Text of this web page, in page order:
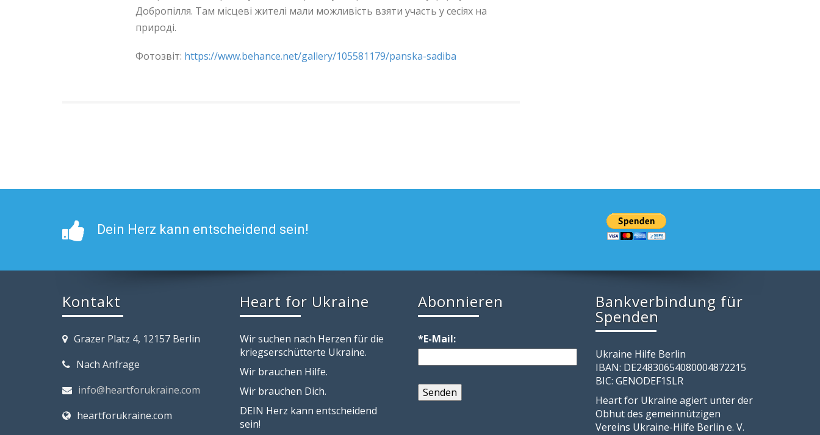
Добропілля. Там місцеві жителі мали можливість взяти участь у сесіях на
природі.
Фотозвіт: https://www.behance.net/gallery/105581179/panska-sadiba
Dein Herz kann entscheidend sein!
Kontakt
Grazer Platz 4, 12157 Berlin
Nach Anfrage
info@heartforukraine.com
heartforukraine.com
Heart for Ukraine
Wir suchen nach Herzen für die
kriegserschütterte Ukraine.
Wir brauchen Hilfe.
Wir brauchen Dich.
DEIN Herz kann entscheidend
sein!
Abonnieren
*E-Mail:
Bankverbindung für
Spenden
Ukraine Hilfe Berlin
IBAN: DE24830654080004872215
BIC: GENODEF1SLR
Heart for Ukraine agiert unter der
Obhut des gemeinnützigen
Vereins Ukraine-Hilfe Berlin e. V.